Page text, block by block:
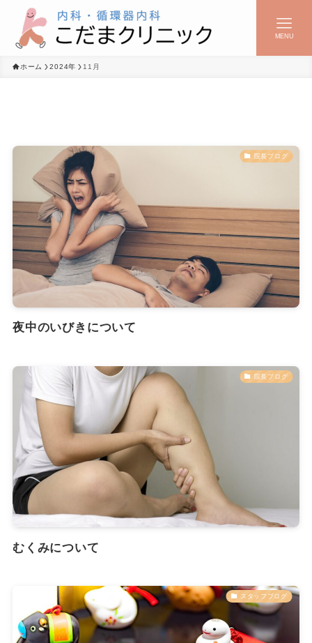
MENU
ホーム 2024年 11月
院長ブログ
夜中のいびきについて
院長ブログ
むくみについて
スタッフブログ